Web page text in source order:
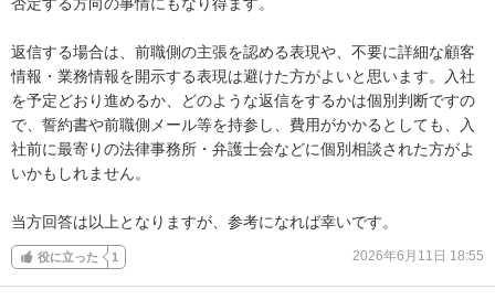
返信する場合は、前職側の主張を認める表現や、不要に詳細な顧客
情報・業務情報を開示する表現は避けた方がよいと思います。入社
を予定どおり進めるか、どのような返信をするかは個別判断ですの
で、誓約書や前職側メール等を持参し、費用がかかるとしても、入
社前に最寄りの法律事務所・弁護士会などに個別相談された方がよ
いかもしれません。
当方回答は以上となりますが、参考になれば幸いです。
役に立った 1 2026年6月11日 18:55